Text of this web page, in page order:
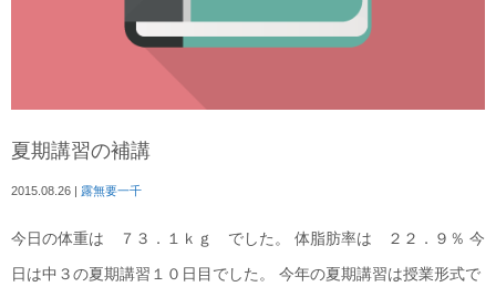
夏期講習の補講
2015.08.26 | 露無要一千
今日の体重は ７３．１ｋｇ でした。 体脂肪率は ２２．９％ 今
日は中３の夏期講習１０日目でした。 今年の夏期講習は授業形式で